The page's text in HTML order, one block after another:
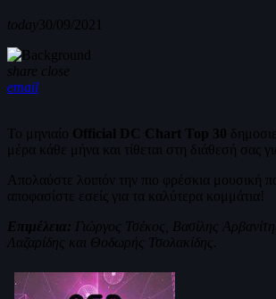
today 30/09/2021
share close
email
Το μηνιαίο Official DC Chart Top 30
μέρα κάθε μήνα και τίθεται στη διάθεσή σας
Απολαύστε λοιπόν την πιο φρέσκια μουσική
αποφασίστε εσείς για τα καλύτερα κομμάτια!
Επιμέλεια: Γιώργος Τσέκος, Βασίλης
Λαζαρίδης και Θοδωρής Τσολακίδης.